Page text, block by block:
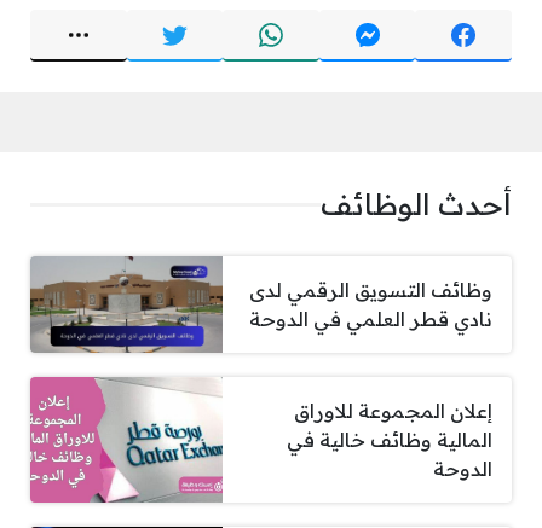
أحدث الوظائف
وظائف التسويق الرقمي لدى
نادي قطر العلمي في الدوحة
إعلان المجموعة للاوراق
المالية وظائف خالية في
الدوحة